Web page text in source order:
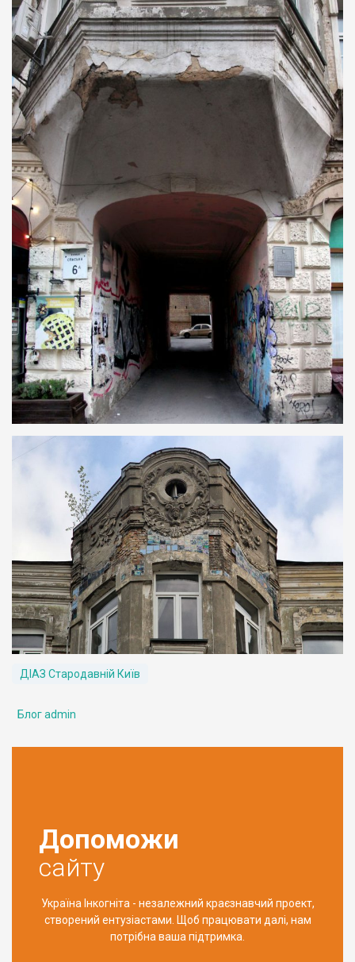
ДІАЗ Стародавній Київ
Блог admin
Допоможи
сайту
Україна Інкогніта - незалежний краєзнавчий проект,
створений ентузіастами. Щоб працювати далі, нам
потрібна ваша підтримка.